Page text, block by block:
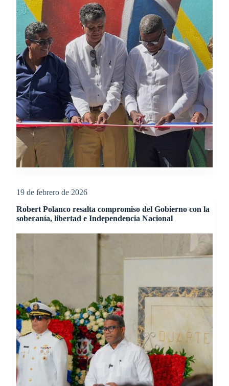
19 de febrero de 2026
Robert Polanco resalta compromiso del Gobierno con la
soberanía, libertad e Independencia Nacional